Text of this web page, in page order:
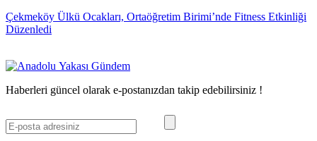
Çekmeköy Ülkü Ocakları, Ortaöğretim Birimi’nde Fitness Etkinliği
Düzenledi
Haberleri güncel olarak e-postanızdan takip edebilirsiniz !